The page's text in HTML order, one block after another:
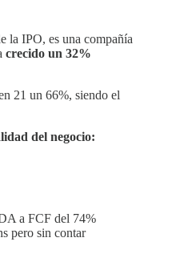
la IPO, es una compañía
crecido un 32%
21 un 66%, siendo el
del negocio:
a FCF del 74%
pero sin contar